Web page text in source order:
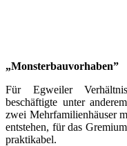
„Monsterbauvorhaben”
Für Egweiler
beschäftigte unter
zwei Mehrfamilienhäuser
entstehen, für das
praktikabel.